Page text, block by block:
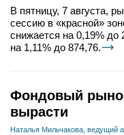
В пятницу, 7 августа,
сессию в «красной»
снижается на 0,19% до
на 1,11% до 874,76.
Фондовый
вырасти
Наталья Мильчакова, ведущий